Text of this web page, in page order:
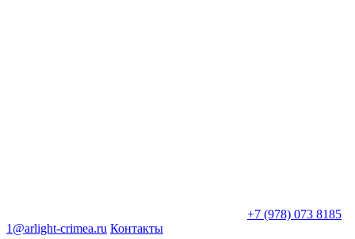
+7 (978) 073 8185
1@arlight-crimea.ru Контакты